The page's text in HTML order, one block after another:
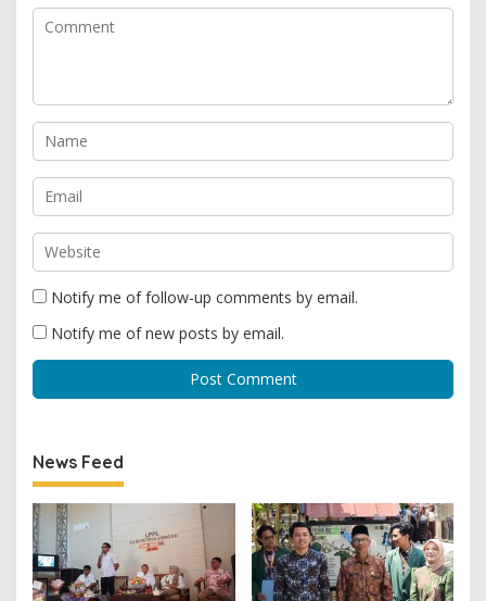
Notify me of follow-up comments by email.
Notify me of new posts by email.
News Feed